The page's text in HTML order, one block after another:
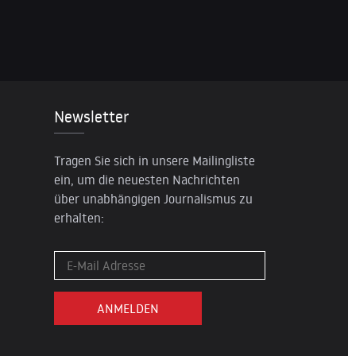
Newsletter
Tragen Sie sich in unsere Mailingliste
ein, um die neuesten Nachrichten
über unabhängigen Journalismus zu
erhalten: